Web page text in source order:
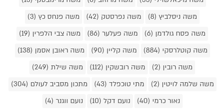
משה ניסלביץ (8)
משה נפרסטק (42)
משה פנחס כץ (3)
משה פסח גולדמן (6)
משה פעלער (86)
משה צבי הלפרין (19)
משה קוטלרסקי (884)
משה קליין (90)
משה ראובן אסמן (138)
משה רובין (2)
משה רובשקין (112)
משה שילת (249)
משה שלמה לויטין (2)
מתי טוכפלד (43)
מתכון מסביב לעולם (304)
נאור כרמי (40)
נועם דקל (10)
נועם ווגנר (4)